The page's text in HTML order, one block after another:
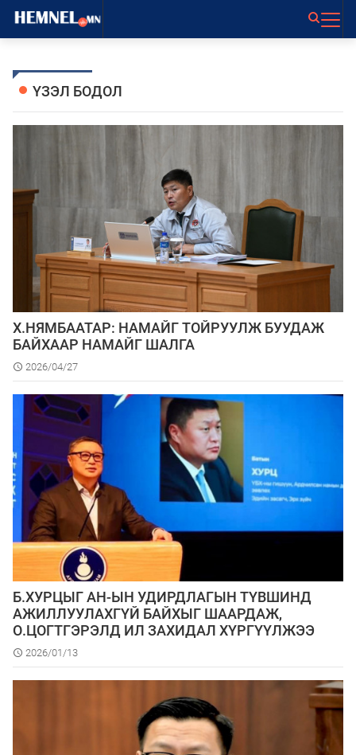
ҮЗЭЛ БОДОЛ
Х.НЯМБААТАР: НАМАЙГ ТОЙРУУЛЖ БУУДАЖ
БАЙХААР НАМАЙГ ШАЛГА
2026/04/27
Б.ХУРЦЫГ АН-ЫН УДИРДЛАГЫН ТҮВШИНД
АЖИЛЛУУЛАХГҮЙ БАЙХЫГ ШААРДАЖ,
О.ЦОГТГЭРЭЛД ИЛ ЗАХИДАЛ ХҮРГҮҮЛЖЭЭ
2026/01/13